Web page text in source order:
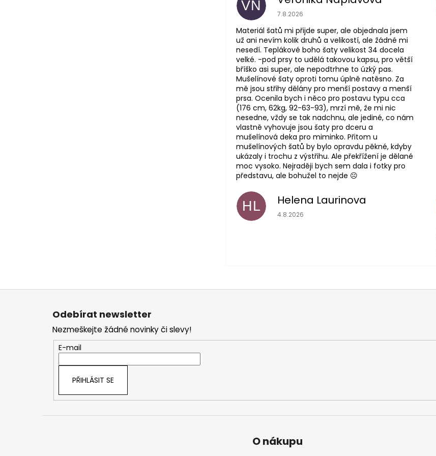
VN Hodnocení obchodu je 4 z 5 hvězdiček.
7.8.2026
Materiál šatů mi přijde super, ale objednala jsem
už ani nevím kolik druhů a velikostí, ale žádné mi
nesedí. Teplákové boho šaty velikost 34 docela
velké. -pod prsy to udělá takovou kapsu, pro větší
bříško asi super, ale nepodtrhne to úzký pas.
Mušelínové šaty oproti tomu úplně natěsno. Za
mě jsou střihy dělány pro menší postavy a menší
prsa. Ocenila bych i něco pro postavu typu cca
(176 cm, 62kg, 92-63-93), mrzí mě, že mi nic
nesedne, vždy se tak nadchnu, ale jediné, co nám
vlastně vyhovuje jsou šaty pro dceru a
mušelínová deka pro miminko. Přitom u
mušelínových šatů by bylo opravdu pěkné, kdyby
ukázaly i trochu z výstřihu. Ale překřížení je dělané
moc vysoko. Nejraději bych sem dala i fotky pro
představu, ale bohužel to nejde ☹️
HL Helena Laurinova
Hodnocení obchodu je 5 z 5 hvězdiček.
4.8.2026
Z
Odebírat newsletter
Nezmeškejte žádné novinky či slevy!
E-mail
PŘIHLÁSIT SE
O nákupu